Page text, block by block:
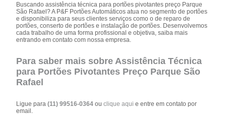
Buscando assistência técnica para portões pivotantes preço Parque
São Rafael? A P&F Portões Automáticos atua no segmento de portões
e disponibiliza para seus clientes serviços como o de reparo de
portões, conserto de portões e instalação de portões. Desenvolvemos
cada trabalho de uma forma profissional e objetiva, saiba mais
entrando em contato com nossa empresa.
Para saber mais sobre Assistência Técnica
para Portões Pivotantes Preço Parque São
Rafael
Ligue para(11) 99516-0364ouclique aqui e entre em contato por
email.